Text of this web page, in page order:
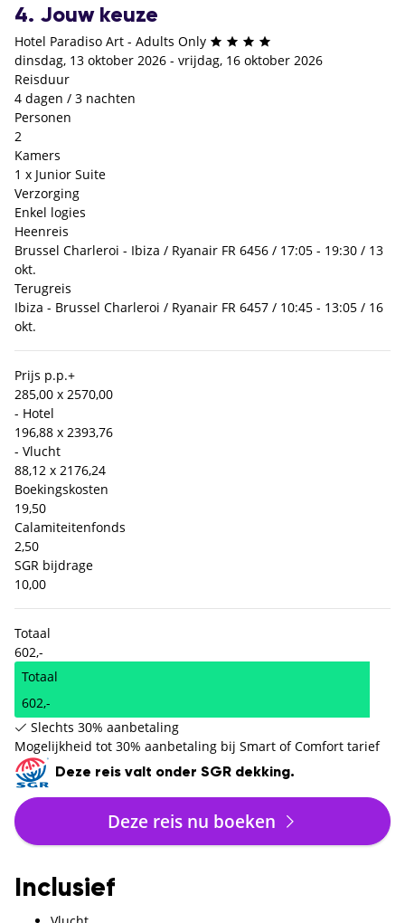
4. Jouw keuze
Hotel Paradiso Art - Adults Only
dinsdag, 13 oktober 2026 - vrijdag, 16 oktober 2026
Reisduur
4 dagen / 3 nachten
Personen
2
Kamers
1 x Junior Suite
Verzorging
Enkel logies
Heenreis
Brussel Charleroi - Ibiza / Ryanair FR 6456 / 17:05 - 19:30 / 13
okt.
Terugreis
Ibiza - Brussel Charleroi / Ryanair FR 6457 / 10:45 - 13:05 / 16
okt.
Prijs p.p.+
285,00 x 2570,00
- Hotel
196,88 x 2393,76
- Vlucht
88,12 x 2176,24
Boekingskosten
19,50
Calamiteitenfonds
2,50
SGR bijdrage
10,00
Totaal
602,-
Totaal
602,-
Slechts 30% aanbetaling
Mogelijkheid tot 30% aanbetaling bij Smart of Comfort tarief
Deze reis valt onder SGR dekking.
Deze reis nu boeken
Inclusief